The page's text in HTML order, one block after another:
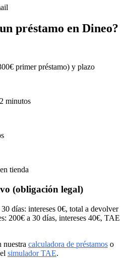
préstamo en Dineo?
primer préstamo) y plazo
minutos
tienda
(obligación legal)
días: intereses 0€, total a devolver
200€ a 30 días, intereses 40€, TAE
nuestra calculadora de préstamos o
simulador TAE.